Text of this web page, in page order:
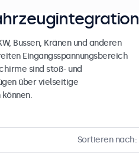
Bussen, Kränen und anderen
Eingangsspannungsbereich
sind stoß- und
über vielseitige
Sortieren nach: